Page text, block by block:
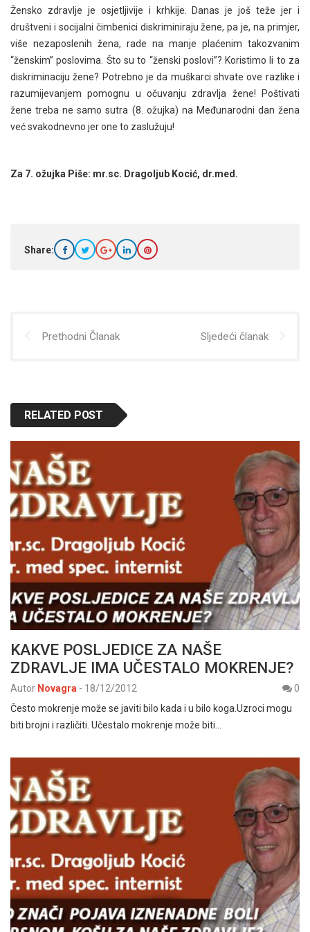
Žensko zdravlje je osjetljivije i krhkije. Danas je još teže jer i
društveni i socijalni čimbenici diskriminiraju žene, pa je, na primjer,
više nezaposlenih žena, rade na manje plaćenim takozvanim
“ženskim” poslovima. Što su to “ženski poslovi”? Koristimo li to za
diskriminaciju žene? Potrebno je da muškarci shvate ove razlike i
razumijevanjem pomognu u očuvanju zdravlja žene! Poštivati
žene treba ne samo sutra (8. ožujka) na Međunarodni dan žena
već svakodnevno jer one to zaslužuju!
Za 7. ožujka Piše: mr.sc. Dragoljub Kocić, dr.med.
Share:
Prethodni Članak Sljedeći članak
RELATED POST
KAKVE POSLJEDICE ZA NAŠE
ZDRAVLJE IMA UČESTALO MOKRENJE?
Autor Novagra - 18/12/2012
0
Često mokrenje može se javiti bilo kada i u bilo koga.Uzroci mogu
biti brojni i različiti. Učestalo mokrenje može biti…